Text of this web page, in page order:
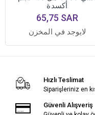
أكسدة
65,75 SAR
لايوجد في المخزن
Hızlı Teslimat
Siparişleriniz en
Güvenli Alışveriş